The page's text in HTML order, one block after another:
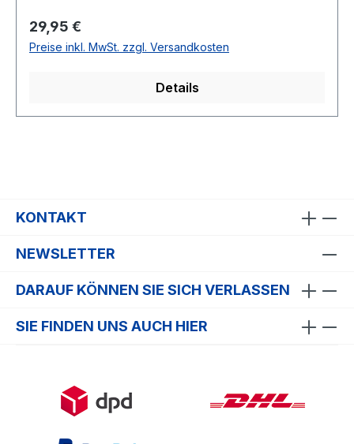
Regulärer Preis:
29,95 €
Preise inkl. MwSt. zzgl. Versandkosten
Details
KONTAKT
NEWSLETTER
DARAUF KÖNNEN SIE SICH VERLASSEN
SIE FINDEN UNS AUCH HIER